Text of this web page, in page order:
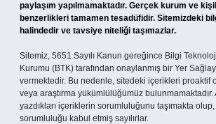
paylaşım yapılmamaktadır. Gerçek kurum ve
benzerlikleri tamamen tesadüfidir. Sitemizdeki
halindedir ve tavsiye niteliği taşımazlar.
Sitemiz, 5651 Sayılı Kanun gereğince Bilgi
Kurumu (BTK) tarafından onaylanmış bir Yer
vermektedir. Bu nedenle, sitedeki içerikleri proaktif
veya araştırma yükümlülüğümüz
yazdıkları içeriklerin sorumluluğunu taşımakta
sorumluluğu kabul etmiş sayılırlar.